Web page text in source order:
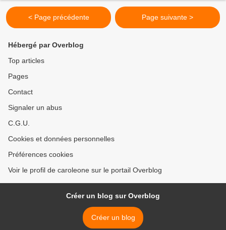
< Page précédente Page suivante >
Hébergé par Overblog
Top articles
Pages
Contact
Signaler un abus
C.G.U.
Cookies et données personnelles
Préférences cookies
Voir le profil de caroleone sur le portail Overblog
Créer un blog sur Overblog
Créer un blog